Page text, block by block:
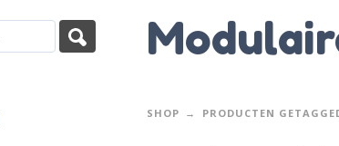
SHOP PRODUCTEN